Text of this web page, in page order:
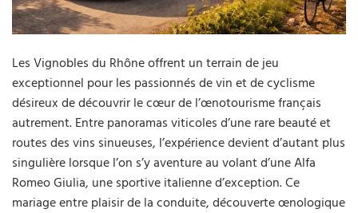
Les Vignobles du Rhône offrent un terrain de jeu
exceptionnel pour les passionnés de vin et de cyclisme
désireux de découvrir le cœur de l’œnotourisme français
autrement. Entre panoramas viticoles d’une rare beauté et
routes des vins sinueuses, l’expérience devient d’autant plus
singulière lorsque l’on s’y aventure au volant d’une Alfa
Romeo Giulia, une sportive italienne d’exception. Ce
mariage entre plaisir de la conduite, découverte œnologique